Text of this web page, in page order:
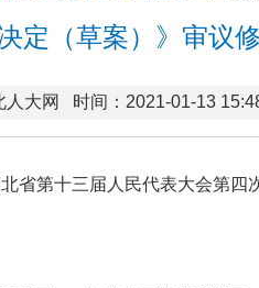
定（草案）》审议
人大网 时间：2021-01-13
北省第十三届人民代表大会第